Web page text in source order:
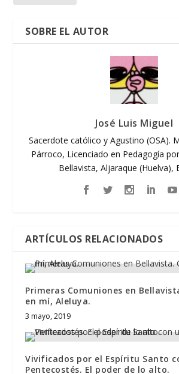
SOBRE EL AUTOR
José Luis Miguel
Sacerdote católico y Agustino (OSA).
Párroco, Licenciado en Pedagogía
Bellavista, Aljaraque (Huelva),
ARTÍCULOS RELACIONADOS
Primeras Comuniones en
en mí, Aleluya.
3 mayo, 2019
Vivificados por el Espíritu Santo
Pentecostés. El poder de lo alto.